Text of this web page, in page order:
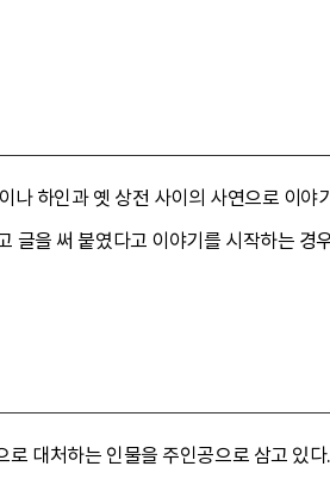
하인과 옛 상전 사이의 사연으로 이야
글을 써 붙였다고 이야기를 시작하는 경
대처하는 인물을 주인공으로 삼고 있